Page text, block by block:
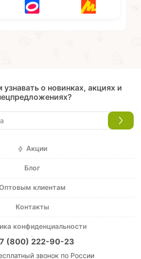
о новинках, акциях и
Акции
Блог
клиентам
Контакты
конфиденциальности
(800) 222-90-23
звонок по России